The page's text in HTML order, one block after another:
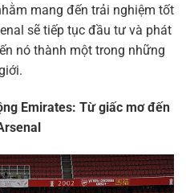
mang đến trải nghiệm tốt
sẽ tiếp tục đầu tư và phát
nó thành một trong những
Emirates: Từ giấc mơ đến